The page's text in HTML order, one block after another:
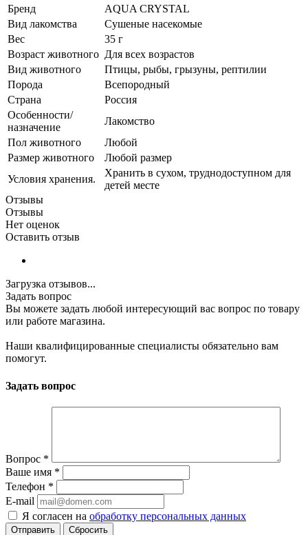
Бренд
AQUA CRYSTAL
Вид лакомства
Сушеные насекомые
Вес
35 г
Возраст животного Для всех возрастов
Вид животного
Птицы, рыбы, грызуны, рептилии
Порода
Всепородный
Страна
Россия
Особенности/
назначение
Лакомство
Пол животного
Любой
Размер животного
Любой размер
Условия хранения.
Хранить в сухом, труднодоступном для
детей месте
Отзывы
Отзывы
Нет оценок
Оставить отзыв
Загрузка отзывов...
Задать вопрос
Вы можете задать любой интересующий вас вопрос по товару
или работе магазина.
Наши квалифицированные специалисты обязательно вам
помогут.
Задать вопрос
Вопрос *
Ваше имя *
Телефон *
E-mail
Я согласен на обработку персональных данных
Сбросить